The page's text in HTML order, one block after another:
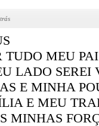
TUDO MEU PAI
LADO SEREI
E MINHA
E MEU
MINHAS